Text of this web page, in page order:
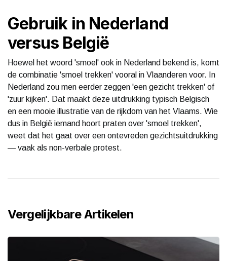
Gebruik in Nederland
versus België
Hoewel het woord 'smoel' ook in Nederland bekend is, komt
de combinatie 'smoel trekken' vooral in Vlaanderen voor. In
Nederland zou men eerder zeggen 'een gezicht trekken' of
'zuur kijken'. Dat maakt deze uitdrukking typisch Belgisch
en een mooie illustratie van de rijkdom van het Vlaams. Wie
dus in België iemand hoort praten over 'smoel trekken',
weet dat het gaat over een ontevreden gezichtsuitdrukking
— vaak als non-verbale protest.
Vergelijkbare Artikelen